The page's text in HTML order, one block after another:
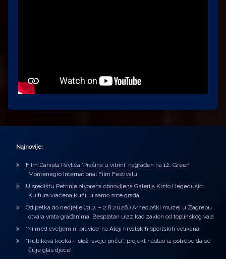
Najnovije:
Film Daniela Pavlića ‘Prašina u vitrini’ nagrađen na 12. Green
Montenegro International Film Festivalu
U središtu Petrinje otvorena obnovljena Galerija Krsto Hegedušić:
Kultura vraćena kući, u samo srce grada!
Od petka do nedjelje (31.7. – 2.8.2026.) Arheološki muzej u Zagrebu
otvara vrata građanima: Besplatan ulaz kao zaklon od toplinskog vala
‘Ni med cvetjem ni pravice’ na Aleji hrvatskih sportskih velikana
“Rubikova kocka – složi svoju priču”, projekt nastao iz potrebe da se
čuje glas djece!